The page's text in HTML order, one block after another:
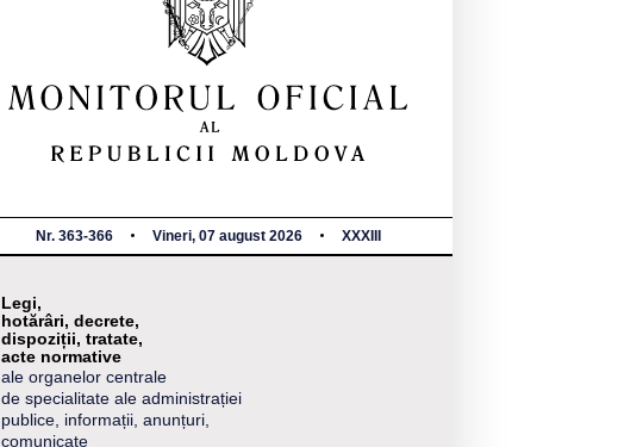
Nr. 363-366 Vineri, 07 august 2026 XXXIII
Legi,
hotărâri, decrete,
dispoziții, tratate,
acte normative
ale organelor centrale
de specialitate ale administrației
publice, informații, anunțuri,
comunicate